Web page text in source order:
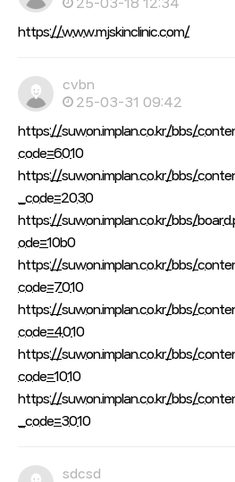
25-03-18 12:34
https://www.mjskinclinic.com/
cvbn
25-03-31 09:42
https://suwon.implan.co.kr/bbs/
code=6010
https://suwon.implan.co.kr/bbs/
_code=2030
https://suwon.implan.co.kr/bbs/
ode=10b0
https://suwon.implan.co.kr/bbs/
code=7010
https://suwon.implan.co.kr/bbs/
code=4010
https://suwon.implan.co.kr/bbs/
code=1010
https://suwon.implan.co.kr/bbs/
_code=3010
sdcsd